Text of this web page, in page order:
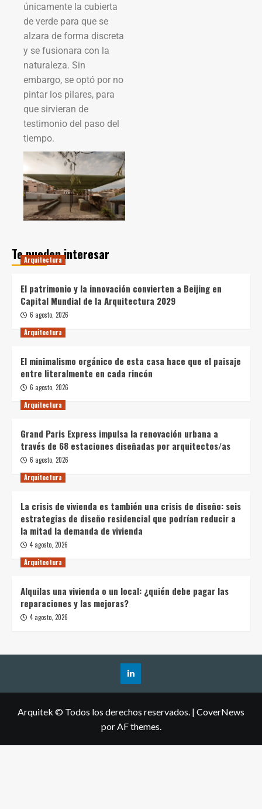
únicamente la cubierta
de verde para que se
alzara de forma discreta
y se fusionara con la
naturaleza. Sin
embargo, se optó por no
pintar los pilares, para
que sirvieran de
testimonio del paso del
tiempo.
Te pueden interesar
Arquitectura
El patrimonio y la innovación convierten a Beijing en
Capital Mundial de la Arquitectura 2029
6 agosto, 2026
Arquitectura
El minimalismo orgánico de esta casa hace que el paisaje
entre literalmente en cada rincón
6 agosto, 2026
Arquitectura
Grand Paris Express impulsa la renovación urbana a
través de 68 estaciones diseñadas por arquitectos/as
6 agosto, 2026
Arquitectura
La crisis de vivienda es también una crisis de diseño: seis
estrategias de diseño residencial que podrían reducir a
la mitad la demanda de vivienda
4 agosto, 2026
Arquitectura
Alquilas una vivienda o un local: ¿quién debe pagar las
reparaciones y las mejoras?
4 agosto, 2026
Arquitek © Todos los derechos reservados. | CoverNews
por AF themes.